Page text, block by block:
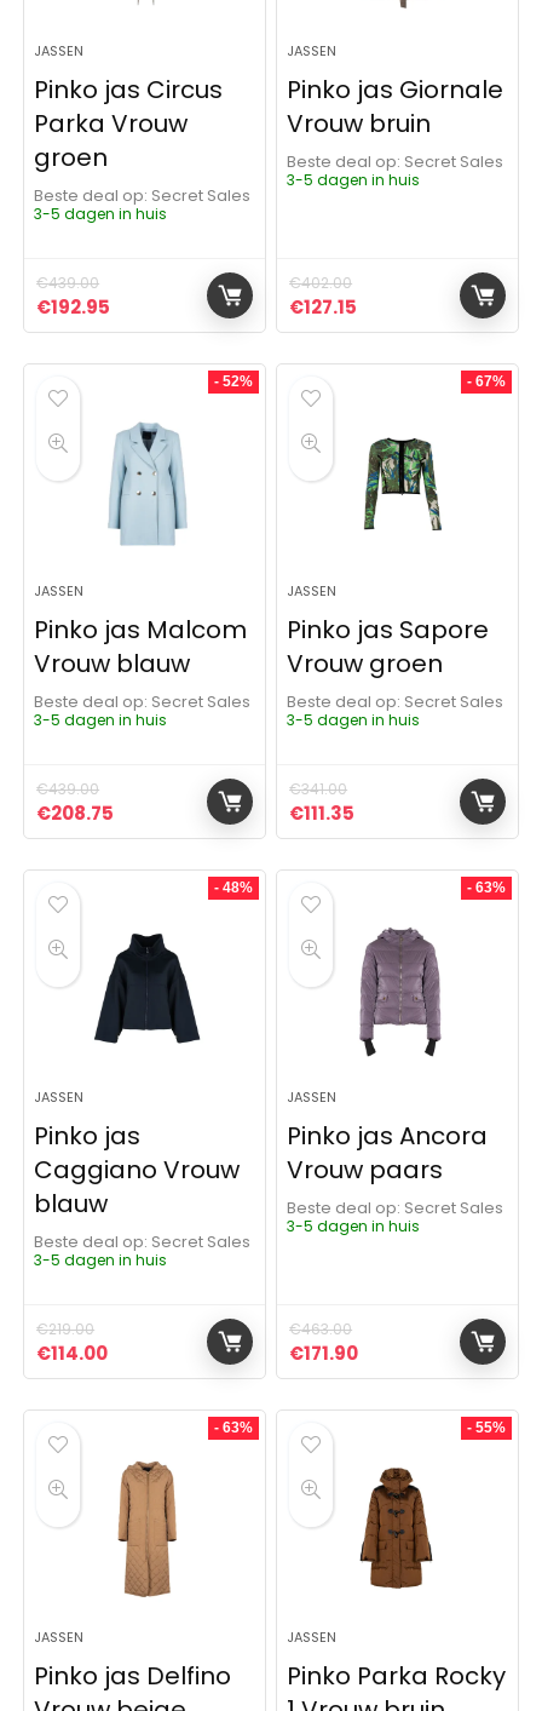
JASSEN
Pinko jas Circus
Parka Vrouw
groen
Beste deal op:
Secret Sales
3-5 dagen in huis
€439.00
Oorspronkelijke prijs was: €439.00.
€192.95 Huidige prijs is: €192.95.
JASSEN
Pinko jas Giornale
Vrouw bruin
Beste deal op:
Secret Sales
3-5 dagen in huis
€402.00
Oorspronkelijke prijs
€127.15 Huidige prijs is:
- 52%
JASSEN
Pinko jas Malcom
Vrouw blauw
Beste deal op:
Secret Sales
3-5 dagen in huis
€439.00
Oorspronkelijke prijs was: €439.00.
€208.75 Huidige prijs is: €208.75.
- 67%
JASSEN
Pinko jas Sapore
Vrouw groen
Beste deal op:
Secret Sales
3-5 dagen in huis
€341.00
Oorspronkelijke prijs was:
€111.35 Huidige prijs is:
- 48%
JASSEN
Pinko jas
Caggiano Vrouw
blauw
Beste deal op:
Secret Sales
3-5 dagen in huis
€219.00
Oorspronkelijke prijs was: €219.00.
€114.00Huidige prijs is: €114.00.
- 63%
JASSEN
Pinko jas Ancora
Vrouw paars
Beste deal op:
Secret Sales
3-5 dagen in huis
€463.00
Oorspronkelijke prijs
€171.90Huidige prijs is:
- 63%
JASSEN
Pinko jas Delfino
- 55%
JASSEN
Pinko Parka Rocky